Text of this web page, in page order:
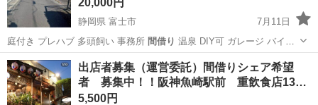
20,000円
静岡県 富士市
7月11日
庭付き プレハブ 多頭飼い 事務所 間借り 温泉 DIY可 ガレージ バイク
駐…
静岡 富士市 その他 資材
出店者募集（運営委託）間借りシェア希望
者 募集中！！阪神魚崎駅前 重飲食店13…
5,500円